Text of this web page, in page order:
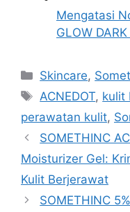
Mengatasi
GLOW
Kategori
Skincare,
Tag
ACNEDOT, kulit
perawatan kulit,
SOMETHINC
Moisturizer Gel:
Kulit Berjerawat
SOMETHINC